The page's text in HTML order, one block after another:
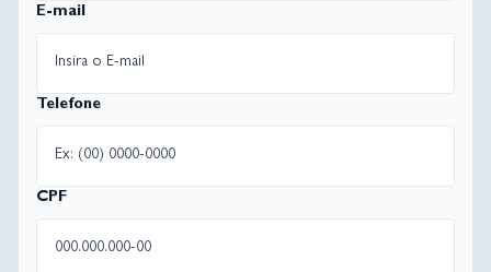
E-mail
Telefone
CPF